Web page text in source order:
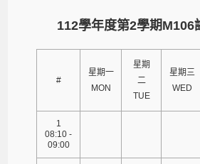
112學年度第2學期M106
#
星期一
MON
星期
二
TUE
星期三
WED
1
08:10 -
09:00